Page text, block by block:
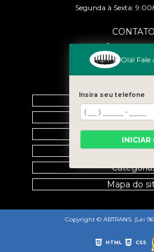
Segunda à Sexta:
CONTATO
(11) 99458-
Empresa
Contato
Mapa do
Copyright © ABTRANS. (Lei
HTML CSS
Olá!
Insira seu telefone
INICIAR